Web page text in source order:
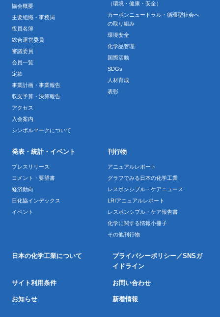
協会概要
主要組織・事務局
役員名簿
総合運営委員
審議委員
会員一覧
定款
事業計画・事業報告
収支予算・決算報告
アクセス
入会案内
シンボルマークについて
（環境・健康・安全）
カーボンニュートラル・循環型社会へ
の取り組み
環境安全
化学品管理
国際活動
SDGs
人材育成
表彰
発表・統計・イベント
プレスリリース
コメント・要望書
経済動向
日化協インデックス
イベント
刊行物
アニュアルレポート
グラフでみる日本の化学工業
レスポンシブル・ケアニュース
LRIアニュアルレポート
レスポンシブル・ケア報告書
化学に関する情報小冊子
その他刊行物
日本の化学工業について
プライバシーポリシー／SNSガ
イドライン
サイト利用条件 お問い合わせ
お知らせ 新着情報